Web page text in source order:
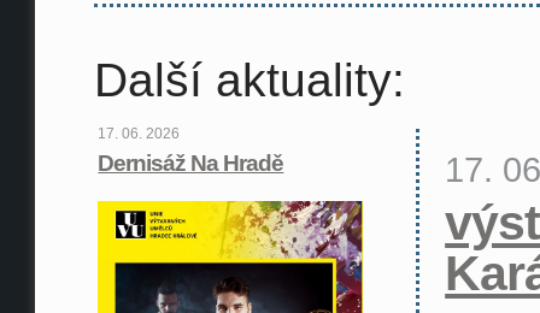
Další aktuality:
17. 06. 2026
Dernisáž Na Hradě 17.